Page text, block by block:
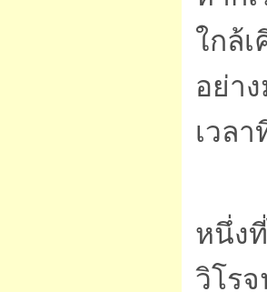
ใกล้
อย่า
เวล
อา
หนึ่ง
วิโร